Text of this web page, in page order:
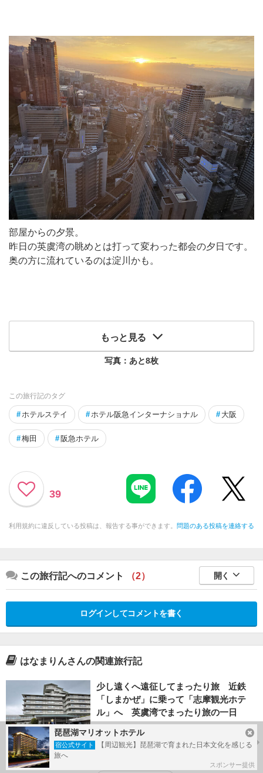
部屋からの夕景。
昨日の英虞湾の眺めとは打って変わった都会の夕日です。
奥の方に流れているのは淀川かも。
もっと見る
写真：あと8枚
この旅行記のタグ
#ホテルステイ #ホテル阪急インターナショナル # 大阪
#梅田 # 阪急ホテル
39
利用規約に違反している投稿は、報告する事ができます。 問題のある投稿を連絡する
この旅行記へのコメント （2） 開く
ログインしてコメントを書く
はなまりんさんの関連旅行記
36
少し遠くへ遠征してまったり旅 近鉄
「しまかぜ」に乗って「志摩観光ホテ
ル」へ 英虞湾でまったり旅の一日
2026/04/09 - 2026/04/10
志摩市・賢島・浜島(三重)
琵琶湖マリオットホテル
宿公式サイト
【周辺観光】琵琶湖で育まれた日本文化を感じる
旅へ
スポンサー提供